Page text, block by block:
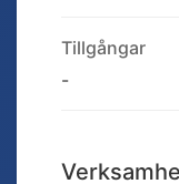
Tillgångar
-